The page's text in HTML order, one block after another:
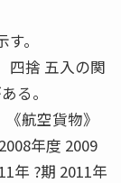
。
四捨 五入の関
る。
航空貨物》
年度 2009
年 ?期 2011年